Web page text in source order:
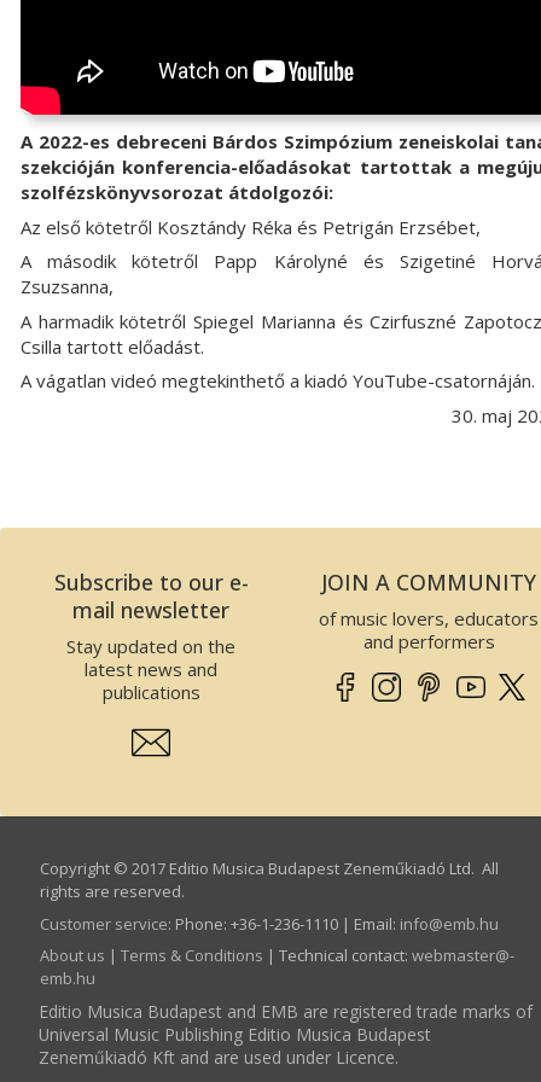
A 2022-es debreceni Bárdos Szimpózium zeneiskolai
szekcióján konferencia-előadásokat tartottak a
szolfézskönyvsorozat átdolgozói:
Az első kötetről Kosztándy Réka és Petrigán Erzsébet,
A második kötetről Papp Károlyné és Szigetiné
Zsuzsanna,
A harmadik kötetről Spiegel Marianna és Czirfuszné
Csilla tartott előadást.
A vágatlan videó megtekinthető a kiadó YouTube-csatornáján.
30. maj
Subscribe to our e-
mail newsletter
Stay updated on the
latest news and
publications
JOIN A COMMUNITY
of music lovers, educators
and performers
Copyright © 2017 Editio Musica Budapest Zeneműkiadó Ltd. All
rights are reserved.
Customer service: Phone: +36-1-236-1110 | Email: info­@­emb.hu
About us | Terms & Conditions | Technical contact: webmaster­@­
emb.hu
Editio Musica Budapest and EMB are registered trade marks of
Universal Music Publishing Editio Musica Budapest
Zeneműkiadó Kft and are used under Licence.